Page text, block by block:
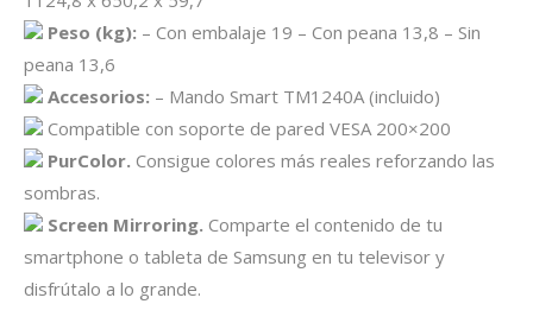
Peso (kg): – Con embalaje 19 – Con peana 13,8 – Sin
peana 13,6
Accesorios: – Mando Smart TM1240A (incluido)
Compatible con soporte de pared VESA 200×200
PurColor. Consigue colores más reales reforzando las
sombras.
Screen Mirroring. Comparte el contenido de tu
smartphone o tableta de Samsung en tu televisor y
disfrútalo a lo grande.